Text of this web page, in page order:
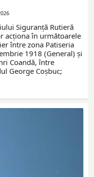
Siguranță Rutieră
acționa în următoarele
între zona Patiseria
1918 (General) și
Coandă, între
George Coșbuc;